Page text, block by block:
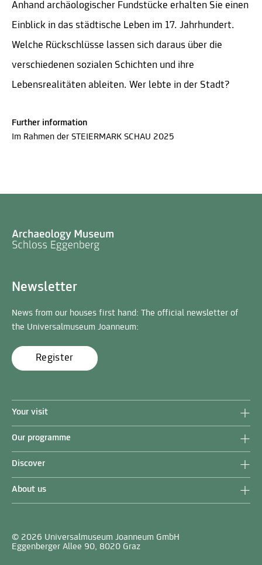
Anhand archäologischer Fundstücke erhalten Sie einen
Einblick in das städtische Leben im 17. Jahrhundert.
Welche Rückschlüsse lassen sich daraus über die
verschiedenen sozialen Schichten und ihre
Lebensrealitäten ableiten. Wer lebte in der Stadt?
Further information
Im Rahmen der STEIERMARK SCHAU 2025
Newsletter
News from our houses first hand: The official newsletter of
the Universalmuseum Joanneum:
Register
Your visit
Our programme
Discover
About us
© 2026 Universalmuseum Joanneum GmbH
Eggenberger Allee 90, 8020 Graz